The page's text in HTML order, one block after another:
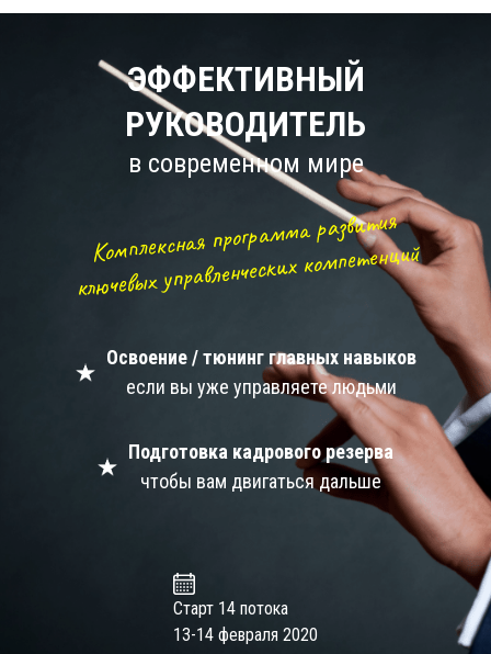
ЭФФЕКТИВНЫЙ
РУКОВОДИТЕЛЬ
в современном мире
Комплексная программа развития
ключевых управленческих компетенций
Освоение / тюнинг главных навыков
если вы уже управляете людьми
Подготовка кадрового резерва
чтобы вам двигаться дальше
Старт 14 потока
13-14 февраля 2020